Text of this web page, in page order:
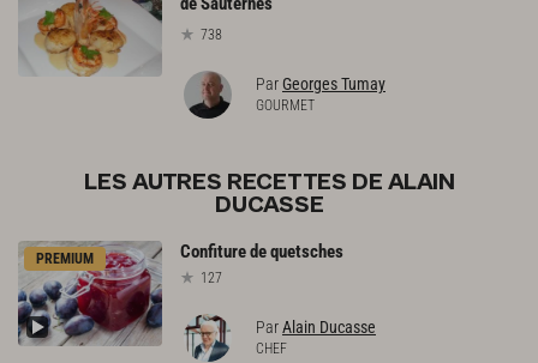
738
ParGeorges Tumay
GOURMET
LES AUTRES RECETTES DE ALAIN
DUCASSE
PREMIUM Confituredequetsches
127
ParAlain Ducasse
CHEF